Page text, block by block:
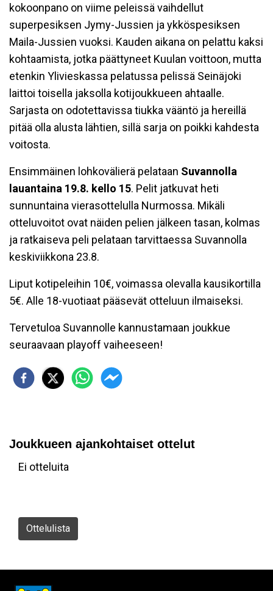
kokoonpano on viime peleissä vaihdellut
superpesiksen Jymy-Jussien ja ykköspesiksen
Maila-Jussien vuoksi. Kauden aikana on pelattu kaksi
kohtaamista, jotka päättyneet Kuulan voittoon, mutta
etenkin Ylivieskassa pelatussa pelissä Seinäjoki
laittoi toisella jaksolla kotijoukkueen ahtaalle.
Sarjasta on odotettavissa tiukka vääntö ja hereillä
pitää olla alusta lähtien, sillä sarja on poikki kahdesta
voitosta.
Ensimmäinen lohkovälierä pelataan Suvannolla
lauantaina 19.8. kello 15. Pelit jatkuvat heti
sunnuntaina vierasottelulla Nurmossa. Mikäli
otteluvoitot ovat näiden pelien jälkeen tasan, kolmas
ja ratkaiseva peli pelataan tarvittaessa Suvannolla
keskiviikkona 23.8.
Liput kotipeleihin 10€, voimassa olevalla kausikortilla
5€. Alle 18-vuotiaat pääsevät otteluun ilmaiseksi.
Tervetuloa Suvannolle kannustamaan joukkue
seuraavaan playoff vaiheeseen!
Joukkueen ajankohtaiset ottelut
Ei otteluita
Ottelulista